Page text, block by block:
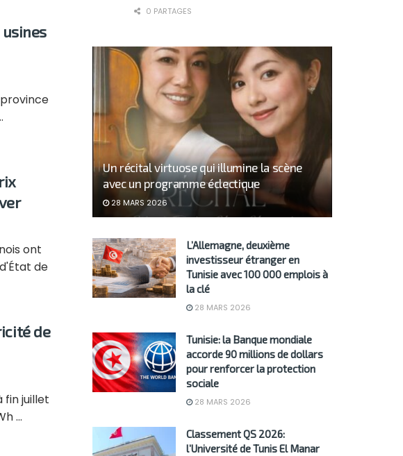
usines
ont
de
de
fin juillet
...
0 PARTAGES
Un récital virtuose qui illumine la scène
avec un programme éclectique
28 MARS 2026
L’Allemagne, deuxième
investisseur étranger en
Tunisie avec 100 000 emplois à
la clé
28 MARS 2026
Tunisie: la Banque mondiale
accorde 90 millions de dollars
pour renforcer la protection
sociale
28 MARS 2026
Classement QS 2026:
l’Université de Tunis El Manar